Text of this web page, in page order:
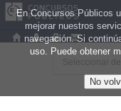
En Concursos Públicos
mejorar nuestros
navegación. Si
uso. Puede obtener